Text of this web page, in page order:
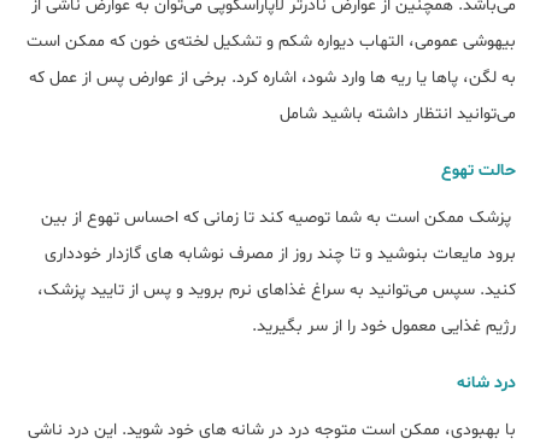
می‌باشد. همچنین از عوارض نادرتر لاپاراسکوپی می‌توان به عوارض ناشی از
بیهوشی عمومی، التهاب دیواره شکم و تشکیل لخته‌ی خون که ممکن است
به لگن، پاها یا ریه‌ ها وارد شود، اشاره کرد. برخی از عوارض پس از عمل که
می‌توانید انتظار داشته باشید شامل
حالت تهوع
پزشک ممکن است به شما توصیه کند تا زمانی که احساس تهوع از بین
برود مایعات بنوشید و تا چند روز از مصرف نوشابه های گازدار خودداری
کنید. سپس می‌توانید به سراغ غذاهای نرم بروید و پس از تایید پزشک،
رژیم غذایی معمول خود را از سر بگیرید.
درد شانه
با بهبودی، ممکن است متوجه درد در شانه های خود شوید. این درد ناشی